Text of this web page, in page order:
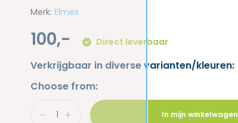
Merk: Elmex
100,- Direct leverbaar
Verkrijgbaar in diverse varianten/kleuren:
Choose from:
+
- In mijn winkelwagen